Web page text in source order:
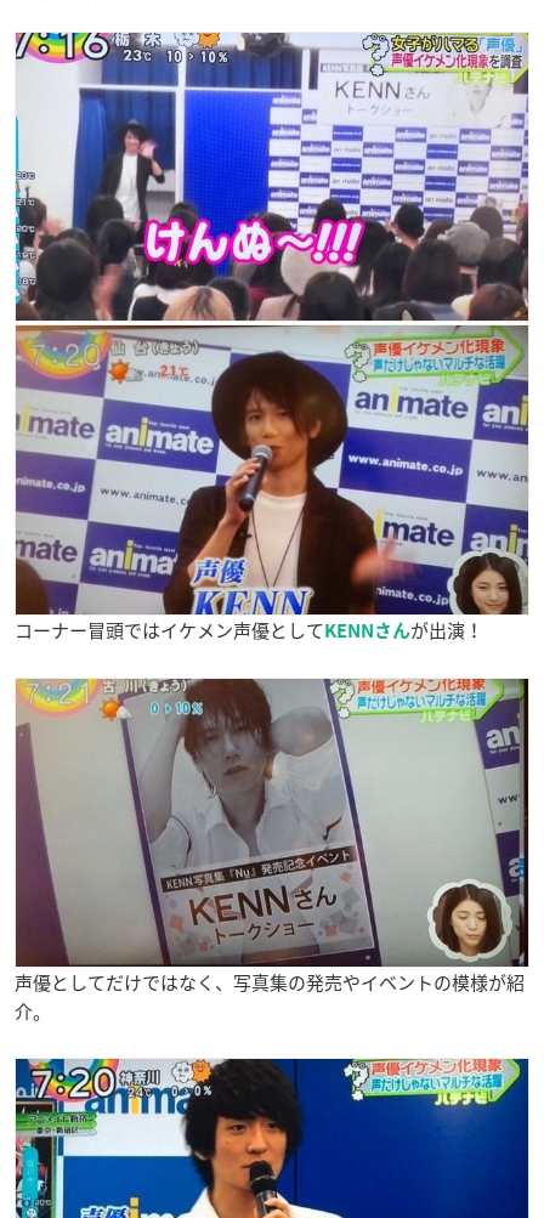
コーナー冒頭ではイケメン声優としてKENNさんが出演！
声優としてだけではなく、写真集の発売やイベントの模様が紹
介。